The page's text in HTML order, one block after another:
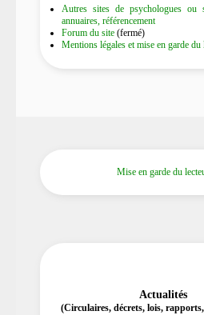
Autres sites de psychologues ou
annuaires, référencement
Forum du site(fermé)
Mentions légales et mise en garde du
Mise en garde du
Actualités
(Circulaires, décrets, lois,